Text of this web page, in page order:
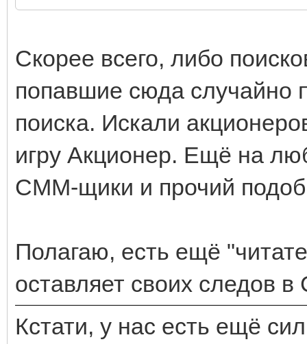
Скорее всего, либо
попавшие сюда случайно
поиска. Искали
игру Акционер. Ещё на
СММ-щики и прочий
Полагаю, есть ещё
оставляет своих следов
Кстати, у нас есть ещё